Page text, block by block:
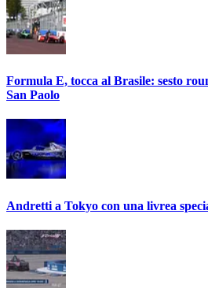
Formula E, tocca al Brasile: sesto
San Paolo
Andretti a Tokyo con una livrea